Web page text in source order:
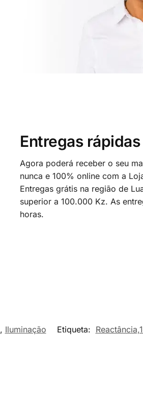
Entregas
Agora poderá receber o seu
nunca e 100% online com a
Entregas grátis na região de
superior a 100.000 Kz. As
horas.
, Iluminação Etiqueta: